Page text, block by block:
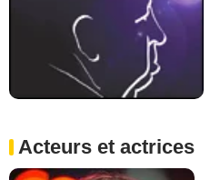
Acteurs et actrices